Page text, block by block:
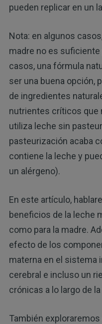
pueden replicar en un
Nota: en algunos
madre no es suficiente
casos, una fórmula
ser una buena opción,
de ingredientes
nutrientes críticos que
utiliza leche sin
pasteurización acaba
contiene la leche y
un alérgeno).
En este artículo,
beneficios de la leche
como para la madre.
efecto de los
materna en el sistema
cerebral e incluso un
crónicas a lo largo de la
También